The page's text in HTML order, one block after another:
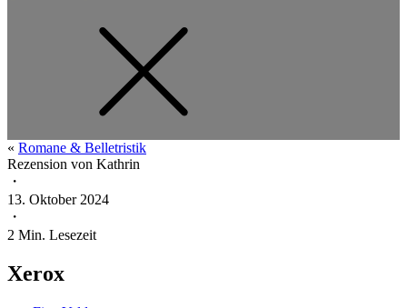
« Romane & Belletristik
Rezension von Kathrin
・
13. Oktober 2024
・
2 Min. Lesezeit
Xerox